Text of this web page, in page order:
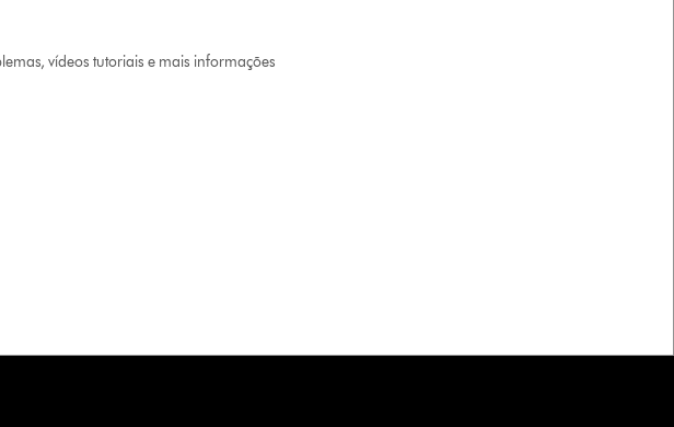
vídeos tutoriais e mais informações